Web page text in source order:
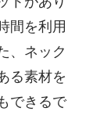
間を利用
、ネック
る素材を
できるで